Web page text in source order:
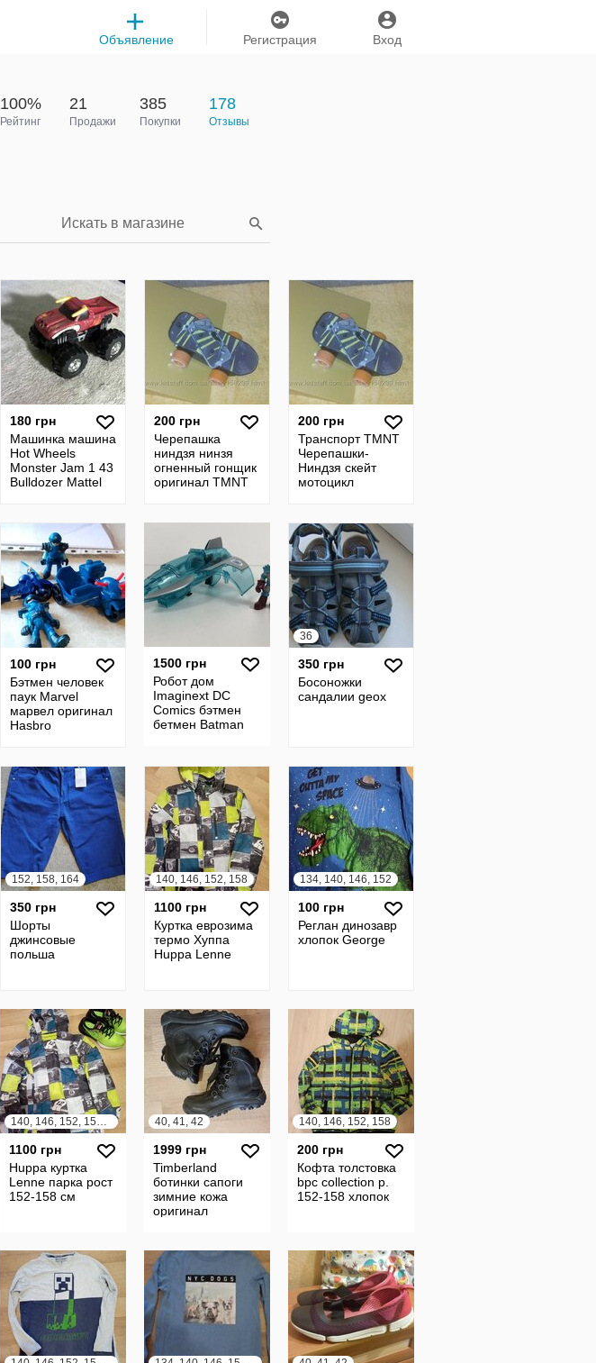
Вход
Регистрация
Объявление
100%
Рейтинг
21
Продажи
385
Покупки
178
Отзывы
180 грн
Машинка машина
Hot Wheels
Monster Jam 1 43
Bulldozer Mаttel
200 грн
Черепашка
ниндзя нинзя
огненный гонщик
оригинал TMNT
200 грн
Транспорт TMNT
Черепашки-
Ниндзя скейт
мотоцикл
100 грн
Бэтмен человек
паук Marvel
марвел оригинал
Hasbro
1500 грн
Робот дом
Imaginext DC
Comics бэтмен
бетмен Batman
36
350 грн
Босоножки
сандалии geox
152, 158, 164
350 грн
Шорты
джинсовые
польша
140, 146, 152, 158
1100 грн
Куртка еврозима
термо Хуппа
Huppa Lenne
134, 140, 146, 152
100 грн
Реглан динозавр
хлопок George
1100 грн
Huppa куртка
Lenne парка рост
152-158 см
40, 41, 42
1999 грн
Timberland
ботинки сапоги
зимние кожа
оригинал
140, 146, 152, 158
200 грн
Кофта толстовка
bpc collection р.
152-158 хлопок